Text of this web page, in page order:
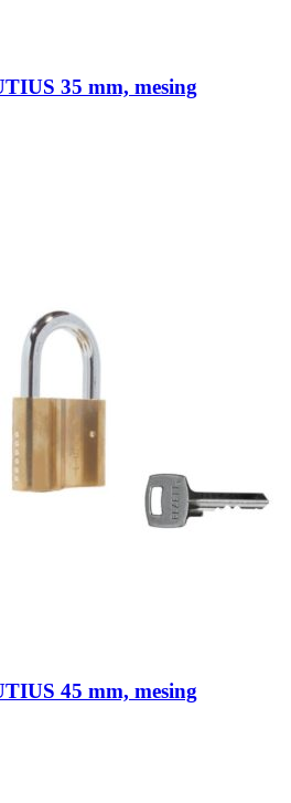
35 mm, mesing
45 mm, mesing